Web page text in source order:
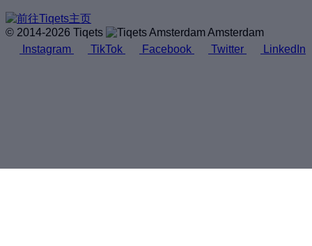
© 2014-2026 Tiqets
Amsterdam
Instagram
TikTok Facebook Twitter LinkedIn